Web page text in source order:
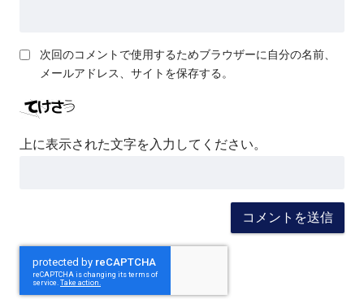
次回のコメントで使用するためブラウザーに自分の名前、
メールアドレス、サイトを保存する。
上に表示された文字を入力してください。